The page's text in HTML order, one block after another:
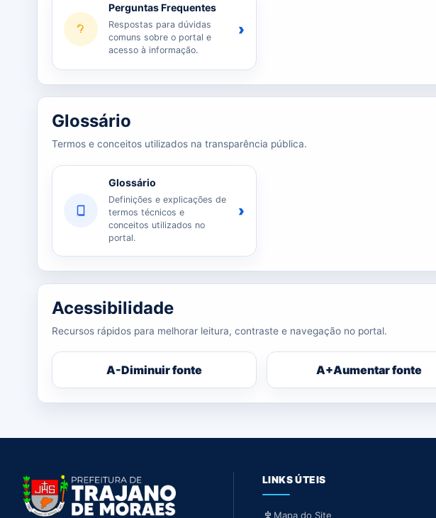
Perguntas Frequentes
Respostas para dúvidas
comuns sobre o portal e
acesso à informação.
›
Glossário
Termos e conceitos utilizados na transparência pública.
Glossário
Definições e explicações de
termos técnicos e
conceitos utilizados no
portal.
›
Acessibilidade
Recursos rápidos para melhorar leitura, contraste e navegação no portal.
A-Diminuir fonte A+Aumentar fonte
LINKS ÚTEIS
Mapa do Site